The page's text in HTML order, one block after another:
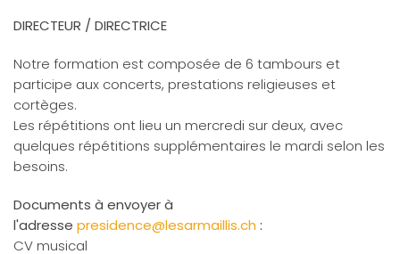
DIRECTEUR / DIRECTRICE
Notre formation est composée de 6 tambours et
participe aux concerts, prestations religieuses et
cortèges.
Les répétitions ont lieu un mercredi sur deux, avec
quelques répétitions supplémentaires le mardi selon les
besoins.
Documents à envoyer à
l'adresse presidence@lesarmaillis.ch :
CV musical